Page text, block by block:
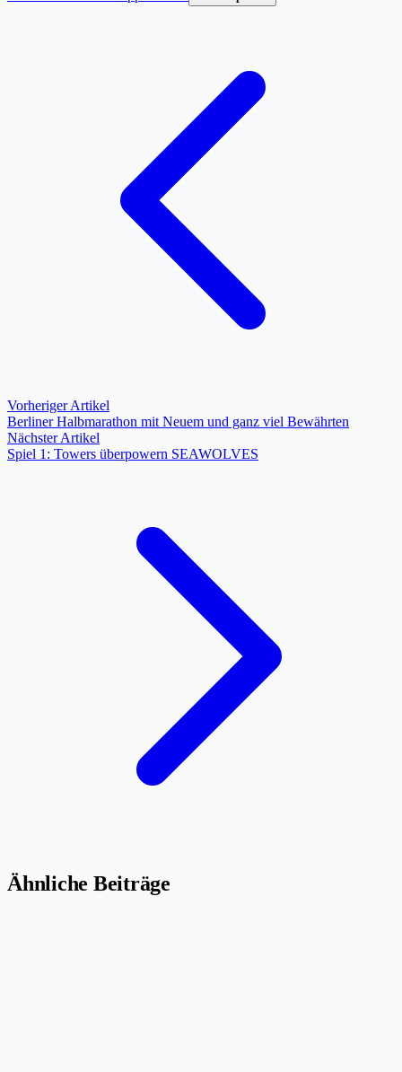
Vorheriger Artikel
Berliner Halbmarathon mit Neuem und ganz viel Bewährten
Nächster Artikel
Spiel 1: Towers überpowern SEAWOLVES
Ähnliche Beiträge